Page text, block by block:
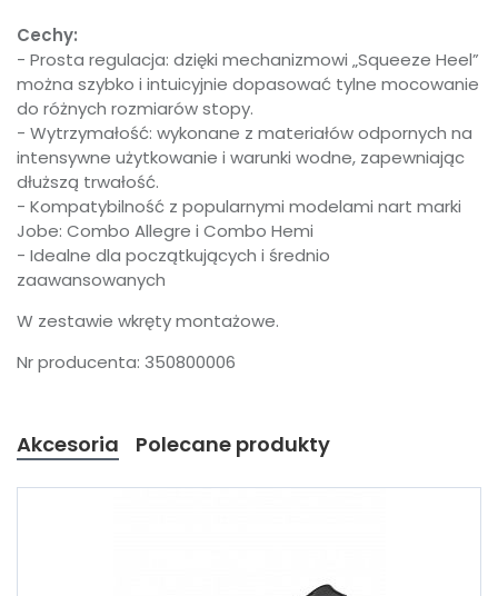
Cechy:
- Prosta regulacja: dzięki mechanizmowi „Squeeze Heel”
można szybko i intuicyjnie dopasować tylne mocowanie
do różnych rozmiarów stopy.
- Wytrzymałość: wykonane z materiałów odpornych na
intensywne użytkowanie i warunki wodne, zapewniając
dłuższą trwałość.
- Kompatybilność z popularnymi modelami nart marki
Jobe: Combo Allegre i Combo Hemi
- Idealne dla początkujących i średnio
zaawansowanych
W zestawie wkręty montażowe.
Nr producenta: 350800006
Akcesoria Polecane produkty